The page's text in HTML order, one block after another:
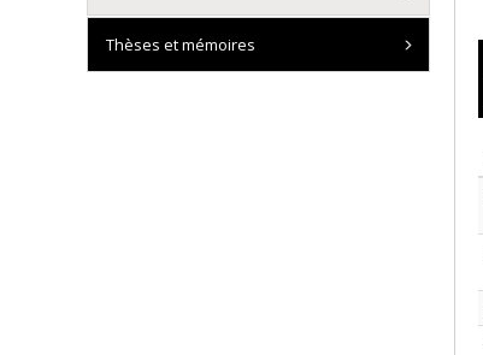
Thèses et mémoires